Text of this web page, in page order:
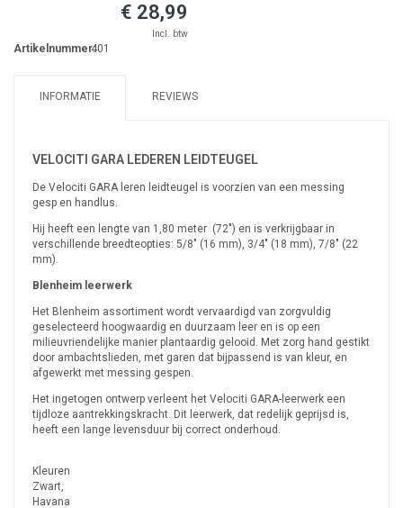
€ 28,99
Incl. btw
Artikelnummer:401
INFORMATIE REVIEWS
VELOCITI GARA LEDEREN LEIDTEUGEL
De Velociti GARA leren leidteugel is voorzien van een messing
gesp en handlus.
Hij heeft een lengte van 1,80 meter (72") en is verkrijgbaar in
verschillende breedteopties: 5/8" (16 mm), 3/4" (18 mm), 7/8" (22
mm).
Blenheim leerwerk
Het Blenheim assortiment wordt vervaardigd van zorgvuldig
geselecteerd hoogwaardig en duurzaam leer en is op een
milieuvriendelijke manier plantaardig gelooid. Met zorg hand gestikt
door ambachtslieden, met garen dat bijpassend is van kleur, en
afgewerkt met messing gespen.
Het ingetogen ontwerp verleent het Velociti GARA-leerwerk een
tijdloze aantrekkingskracht. Dit leerwerk, dat redelijk geprijsd is,
heeft een lange levensduur bij correct onderhoud.
Kleuren
Zwart,
Havana